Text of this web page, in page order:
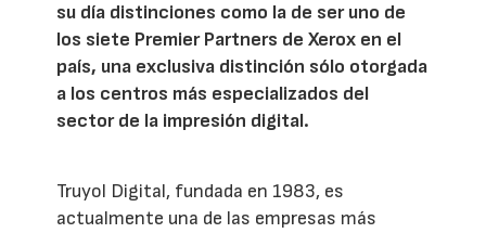
su día distinciones como la de ser uno de
los siete Premier Partners de Xerox en el
país, una exclusiva distinción sólo otorgada
a los centros más especializados del
sector de la impresión digital.
Truyol Digital, fundada en 1983, es
actualmente una de las empresas más